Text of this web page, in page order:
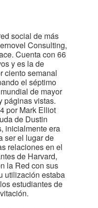
social de más
Consulting,
Cuenta con 66
y es la de
ciento semanal
el séptimo
de mayor
páginas vistas.
por Mark Elliot
de Dustin
inicialmente era
ser el lugar de
relaciones en el
de Harvard,
la Red con sus
utilización estaba
estudiantes de